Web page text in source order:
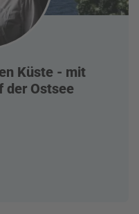
Küste - mit
der Ostsee